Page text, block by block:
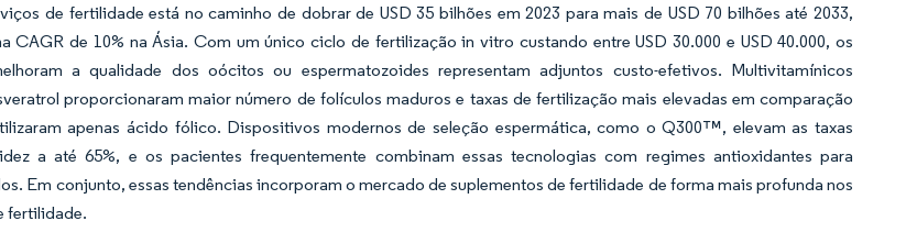
de fertilidade está no caminho de dobrar de USD 35 bilhões em 2023 para mais de USD 70 bilhões até 2033,
CAGR de 10% na Ásia. Com um único ciclo de fertilização in vitro custando entre USD 30.000 e USD 40.000, os
a qualidade dos oócitos ou espermatozoides representam adjuntos custo-efetivos. Multivitamínicos
proporcionaram maior número de folículos maduros e taxas de fertilização mais elevadas em comparação
apenas ácido fólico. Dispositivos modernos de seleção espermática, como o Q300™, elevam as taxas
a até 65%, e os pacientes frequentemente combinam essas tecnologias com regimes antioxidantes para
Em conjunto, essas tendências incorporam o mercado de suplementos de fertilidade de forma mais profunda nos
fertilidade.